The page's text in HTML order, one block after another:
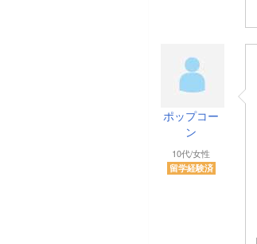
ポップコー
ン
10代/女性
留学経験済